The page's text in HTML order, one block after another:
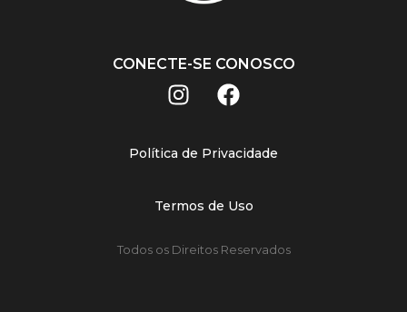
CONECTE-SE CONOSCO
Política de Privacidade
Termos de Uso
Todos os Direitos Reservados